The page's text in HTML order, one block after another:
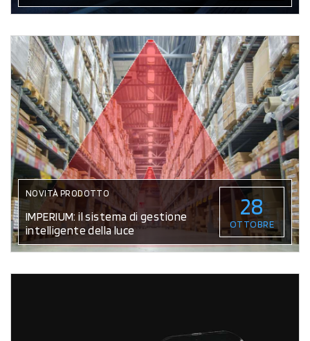
NOVITÀ PRODOTTO
IMPERIUM: il sistema di gestione
intelligente della luce
28
OTTOBRE